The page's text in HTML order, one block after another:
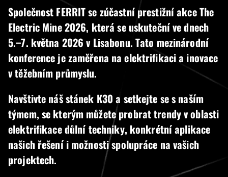
Společnost FERRIT se zúčastní prestižní akceThe
Electric Mine 2026, která se uskuteční ve dnech
5.–7. května 2026 v Lisabonu. Tato mezinárodní
konference je zaměřena na elektrifikaci a inovace
v těžebním průmyslu.
Navštivte náš stánek K30 a setkejte se s naším
týmem, se kterým můžete probrat trendy v oblasti
elektrifikace důlní techniky, konkrétní aplikace
našich řešení i možnosti spolupráce na vašich
projektech.